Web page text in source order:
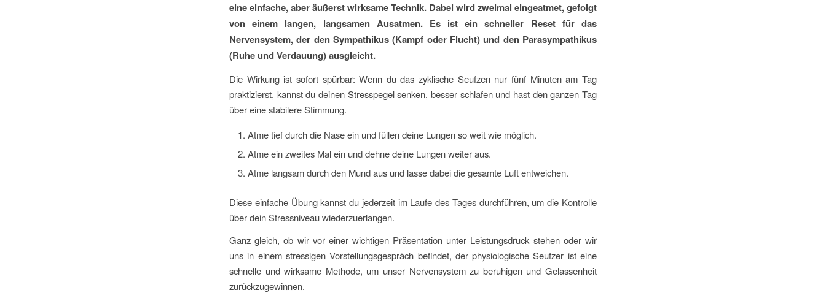
eine einfache, aber äußerst wirksame Technik. Dabei wird zweimal eingeatmet, gefolgt
von einem langen, langsamen Ausatmen. Es ist ein schneller Reset für das
Nervensystem, der den Sympathikus (Kampf oder Flucht) und den Parasympathikus
(Ruhe und Verdauung) ausgleicht.
Die Wirkung ist sofort spürbar: Wenn du das zyklische Seufzen nur fünf Minuten am Tag
praktizierst, kannst du deinen Stresspegel senken, besser schlafen und hast den ganzen Tag
über eine stabilere Stimmung.
Atme tief durch die Nase ein und füllen deine Lungen so weit wie möglich.
Atme ein zweites Mal ein und dehne deine Lungen weiter aus.
Atme langsam durch den Mund aus und lasse dabei die gesamte Luft entweichen.
Diese einfache Übung kannst du jederzeit im Laufe des Tages durchführen, um die Kontrolle
über dein Stressniveau wiederzuerlangen.
Ganz gleich, ob wir vor einer wichtigen Präsentation unter Leistungsdruck stehen oder wir
uns in einem stressigen Vorstellungsgespräch befindet, der physiologische Seufzer ist eine
schnelle und wirksame Methode, um unser Nervensystem zu beruhigen und Gelassenheit
zurückzugewinnen.